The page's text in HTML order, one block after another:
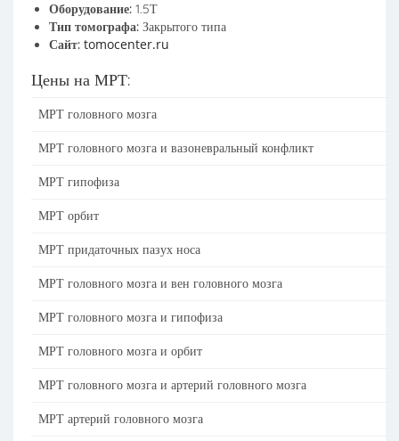
Оборудование: 1.5Т
Тип томографа: Закрытого типа
Сайт: tomocenter.ru
Цены на МРТ:
МРТ головного мозга
МРТ головного мозга и вазоневральный конфликт
МРТ гипофиза
МРТ орбит
МРТ придаточных пазух носа
МРТ головного мозга и вен головного мозга
МРТ головного мозга и гипофиза
МРТ головного мозга и орбит
МРТ головного мозга и артерий головного мозга
МРТ артерий головного мозга